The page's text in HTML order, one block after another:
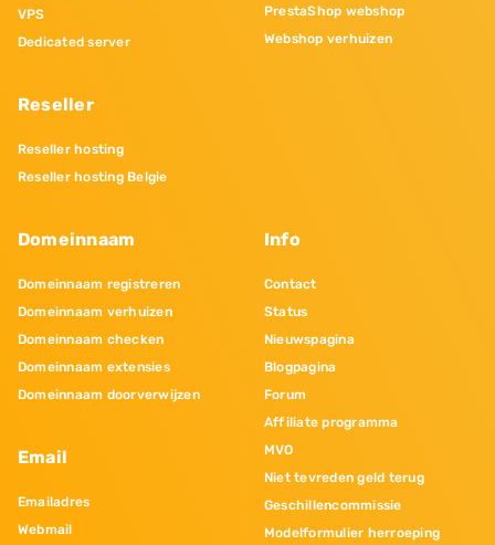
VPS
Dedicated server
Reseller
Reseller hosting
Reseller hosting Belgie
PrestaShop webshop
Webshop verhuizen
Domeinnaam
Domeinnaam registreren
Domeinnaam verhuizen
Domeinnaam checken
Domeinnaam extensies
Domeinnaam doorverwijzen
Email
Emailadres
Webmail
Info
Contact
Status
Nieuwspagina
Blogpagina
Forum
Affiliate programma
MVO
Niet tevreden geld terug
Geschillencommissie
Modelformulier herroeping